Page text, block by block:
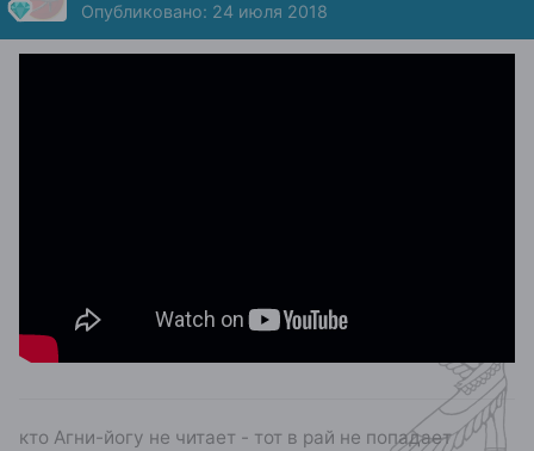
Опубликовано: 24 июля 2018
кто Агни-йогу не читает - тот в рай не попадает